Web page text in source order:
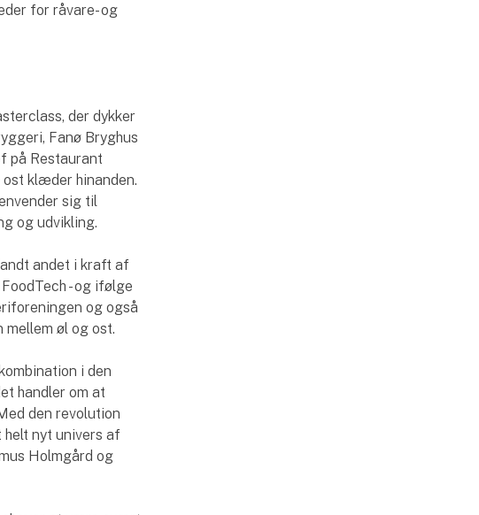
for råvare- og
der dykker
Fanø Bryghus
på Restaurant
klæder hinanden.
sig til
og udvikling.
andet i kraft af
- og ifølge
og også
øl og ost.
i den
handler om at
den revolution
helt nyt univers af
Holmgård og